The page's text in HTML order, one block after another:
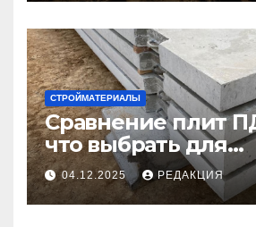
СТРОЙМАТЕРИАЛЫ
Сравнение плит
что выбрать для
долговечного и
покрытия
04.12.2025 РЕДАКЦИЯ